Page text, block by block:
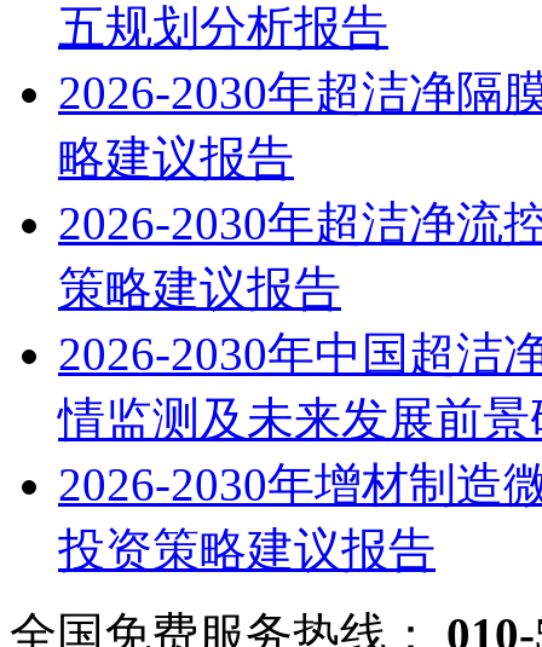
五规划分析报告
2026-2030年超洁净隔
略建议报告
2026-2030年超洁净流
策略建议报告
2026-2030年中国超洁
情监测及未来发展前
2026-2030年增材制造
投资策略建议报告
全国免费服务热线：